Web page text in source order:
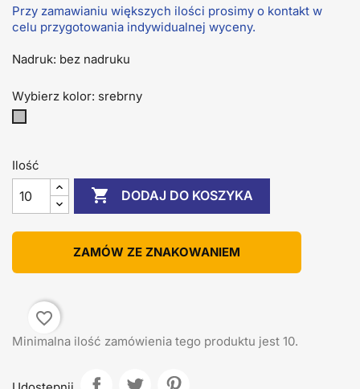
Przy zamawianiu większych ilości prosimy o kontakt w
celu przygotowania indywidualnej wyceny.
Nadruk: bez nadruku
Wybierz kolor: srebrny
Ilość
 DODAJ DO KOSZYKA
ZAMÓW ZE ZNAKOWANIEM
favorite_border
Minimalna ilość zamówienia tego produktu jest 10.